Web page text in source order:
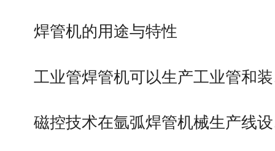
焊管机的用途与特性
工业管焊管机可以生产工业管和
磁控技术在氩弧焊管机械生产线